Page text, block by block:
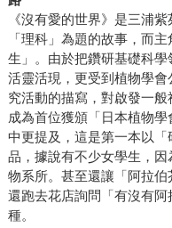
《沒有愛的世界》是三浦
「理科」為題的故事，而
生」。由於把鑽研基礎科
活靈活現，更受到植物學
究活動的描寫，對啟發一般
成為首位獲頒「日本植物
中更提及，這是第一本以
品，據說有不少女學生，
物系所。甚至還讓「阿拉
還跑去花店詢問「有沒有
種。